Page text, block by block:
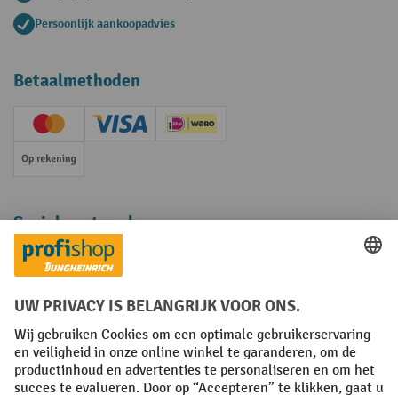
Persoonlijk aankoopadvies
Betaalmethoden
Creditcard (Master)Creditcard (Visa)iDEAL | Wero
Op rekening
Sociale netwerken
Facebook
YouTube
LinkedInInstagram
Algemene leveringsvoorwaarden Copyright
Privacyverklaring Privacy Instellingen